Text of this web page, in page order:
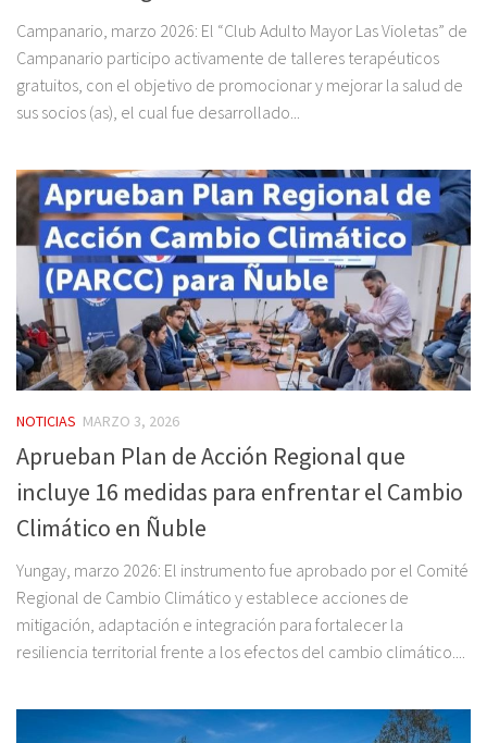
Campanario, marzo 2026: El “Club Adulto Mayor Las Violetas” de
Campanario participo activamente de talleres terapéuticos
gratuitos, con el objetivo de promocionar y mejorar la salud de
sus socios (as), el cual fue desarrollado...
NOTICIAS MARZO 3, 2026
Aprueban Plan de Acción Regional que
incluye 16 medidas para enfrentar el Cambio
Climático en Ñuble
Yungay, marzo 2026: El instrumento fue aprobado por el Comité
Regional de Cambio Climático y establece acciones de
mitigación, adaptación e integración para fortalecer la
resiliencia territorial frente a los efectos del cambio climático....